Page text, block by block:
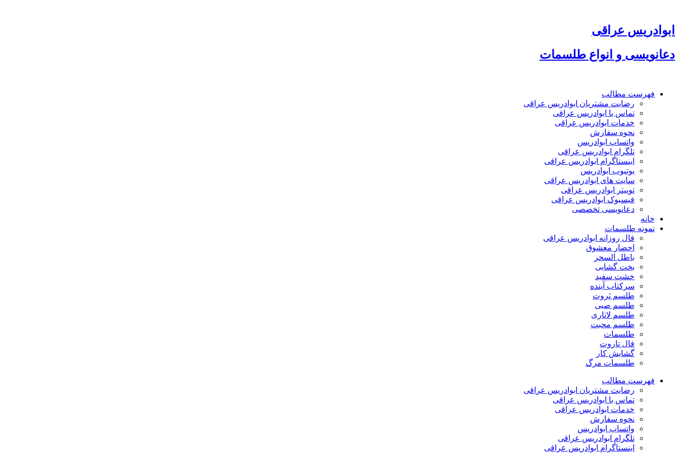
محتوا
ابوادریس عراقی
دعانویسی و انواع طلسمات
فهرست مطالب
رضایت مشتریان ابوادریس عراقی
تماس با ابوادریس عراقی
خدمات ابوادریس عراقی
نحوه سفارش
واتساپ ابوادریس
تلگرام ابوادریس عراقی
اینستاگرام ابوادریس عراقی
یوتیوب ابوادریس
سایت های ابوادریس عراقی
توییتر ابوادریس عراقی
فیسبوک ابوادریس عراقی
دعانویسی تخصصی
خانه
نمونه طلسمات
فال روزانه ابوادریس عراقی
احضار معشوق
باطل السحر
بخت گشایی
خشت سفید
سرکتاب آینده
طلسم ثروت
طلسم صبی
طلسم لاتاری
طلسم محبت
طلسمات
فال تاروت
گشایش کار
طلسمات مرگ
فهرست مطالب
رضایت مشتریان ابوادریس عراقی
تماس با ابوادریس عراقی
خدمات ابوادریس عراقی
نحوه سفارش
واتساپ ابوادریس
تلگرام ابوادریس عراقی
اینستاگرام ابوادریس عراقی